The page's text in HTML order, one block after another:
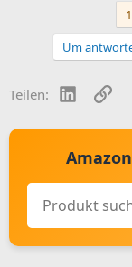
Um
Teilen: LinkedInLink